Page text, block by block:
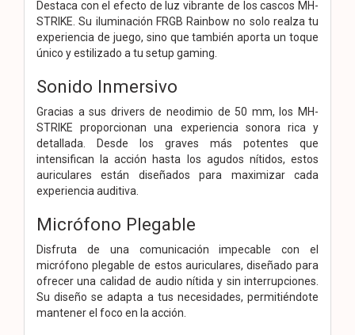
Destaca con el efecto de luz vibrante de los cascos MH-
STRIKE. Su iluminación FRGB Rainbow no solo realza tu
experiencia de juego, sino que también aporta un toque
único y estilizado a tu setup gaming.
Sonido Inmersivo
Gracias a sus drivers de neodimio de 50 mm, los MH-
STRIKE proporcionan una experiencia sonora rica y
detallada. Desde los graves más potentes que
intensifican la acción hasta los agudos nítidos, estos
auriculares están diseñados para maximizar cada
experiencia auditiva.
Micrófono Plegable
Disfruta de una comunicación impecable con el
micrófono plegable de estos auriculares, diseñado para
ofrecer una calidad de audio nítida y sin interrupciones.
Su diseño se adapta a tus necesidades, permitiéndote
mantener el foco en la acción.